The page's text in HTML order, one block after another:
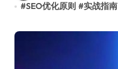
#SEO优化原则 #实战指南